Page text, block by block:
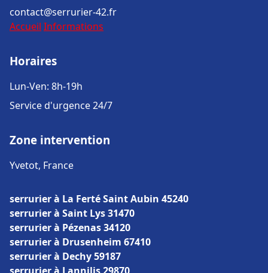
contact@serrurier-42.fr
Accueil Informations
Horaires
Lun-Ven: 8h-19h
Service d'urgence 24/7
Zone intervention
Yvetot, France
serrurier à La Ferté Saint Aubin 45240
serrurier à Saint Lys 31470
serrurier à Pézenas 34120
serrurier à Drusenheim 67410
serrurier à Dechy 59187